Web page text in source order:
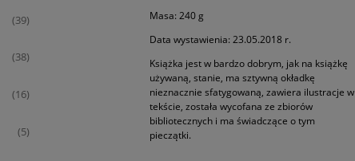
(39)
(38)
(16)
(5)
Masa: 240 g
Data wystawienia: 23.05.2018 r.
Książka jest w bardzo dobrym, jak na książkę
używaną, stanie, ma sztywną okładkę
nieznacznie sfatygowaną, zawiera ilustracje w
tekście, została wycofana ze zbiorów
bibliotecznych i ma świadczące o tym
pieczątki.